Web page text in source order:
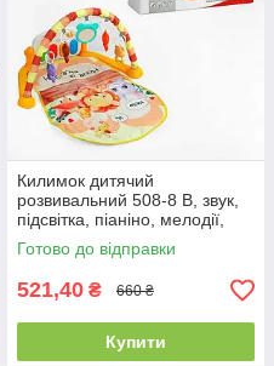
Килимок дитячий
розвивальний 508-8 B, звук,
підсвітка, піаніно, мелодії,
дзеркальце, 4 брязкальця
Готово до відправки
521,40 ₴ 660 ₴
Купити